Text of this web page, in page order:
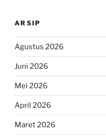
ARSIP
Agustus 2026
Juni 2026
Mei 2026
April 2026
Maret 2026